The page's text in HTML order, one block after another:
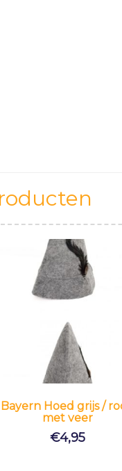
Bayern Hoed grijs /
met veer
€4,95